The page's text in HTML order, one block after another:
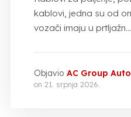
kablovi, jedna su od
vozači imaju u prtljažn...
Objavio AC Group
on 21. srpnja 2026.